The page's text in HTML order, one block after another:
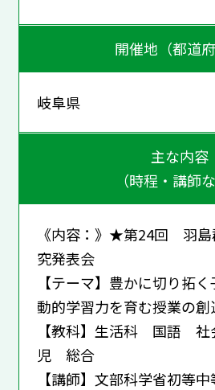
開催地（都道府
岐阜県
主な内容
（時程・講師な
《内容：》★第24回 羽島
究発表会
【テーマ】豊かに切り拓
動的学習力を育む授業の創
【教科】生活科 国語
児 総合
【講師】文部科学省初等